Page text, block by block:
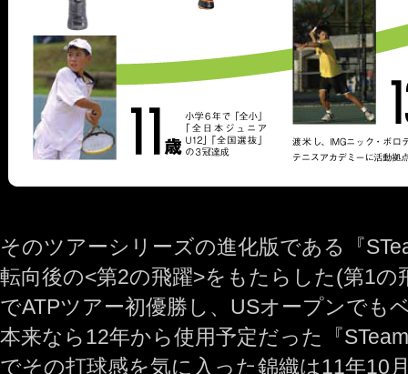
そのツアーシリーズの進化版である『
転向後の<第2の飛躍>をもたらした(第1
でATPツアー初優勝し、USオープンでも
本来なら12年から使用予定だった『
でその打球感を気に入った錦織は11年10